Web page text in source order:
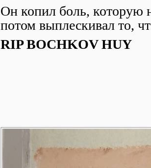
Он копил боль, которую
потом выплескивал то,
RIP BOCHKOV HUY